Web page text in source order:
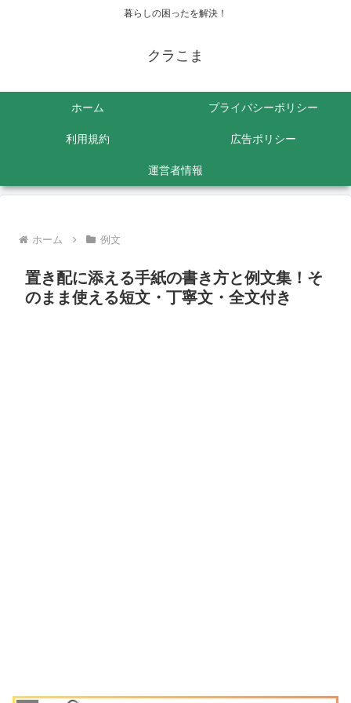
暮らしの困ったを解決！
クラこま
ホーム プライバシーポリシー
利用規約 広告ポリシー
運営者情報
ホーム 例文
置き配に添える手紙の書き方と例文集！そ
のまま使える短文・丁寧文・全文付き